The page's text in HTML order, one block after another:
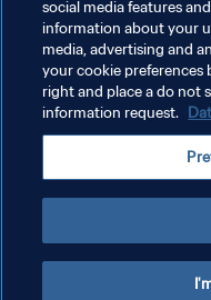
POLÍTICA DE PRIVACIDAD
AJUSTAR LA
Copyright © 1994 - 2026 FIFA. Todos
social media features
information about your
media, advertising and
your cookie
right and place a do not
information request.